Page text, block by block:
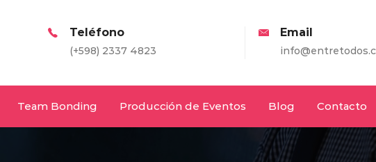
info@entretodos.com.uy
Team Bonding Producción de Eventos Blog Contacto